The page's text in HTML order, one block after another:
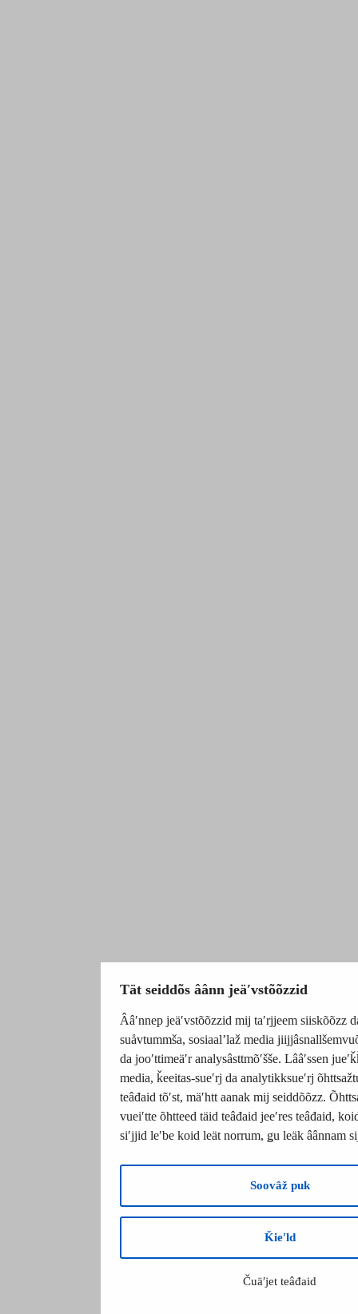
Tät seiddõs âânn jeäʹvstõõzzid
Ââʹnnep jeäʹvstõõzzid mij taʹrjjeem siiskõõzz
suåvtummša, sosiaalʼlaž media
da jooʹttimeäʹr analysâsttmõʹšše. Lââʹssen
media, ǩeeitas-sueʹrj da analytikksueʹrj
teâđaid tõʹst, mäʹhtt aanak mij seiddõõzz.
vueiʹtte õhtteed täid teâđaid jeeʹres teâđaid,
siʹjjid leʹbe koid leät norrum, ǥu leäk âânnam
Soovâž puk
Ǩieʹld
Čuäʹjet teâđaid